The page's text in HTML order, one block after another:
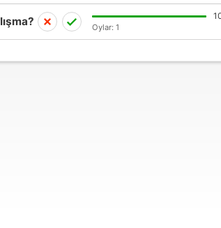
Oylar: 1